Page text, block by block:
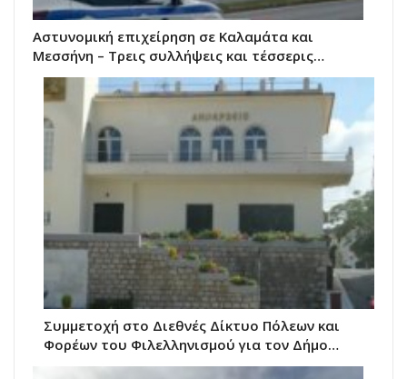
Αστυνομική επιχείρηση σε Καλαμάτα και
Μεσσήνη – Τρεις συλλήψεις και τέσσερις…
Συμμετοχή στο Διεθνές Δίκτυο Πόλεων και
Φορέων του Φιλελληνισμού για τον Δήμο…